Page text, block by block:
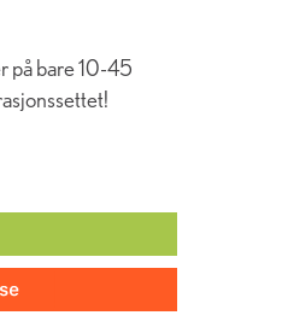
på bare 10-45